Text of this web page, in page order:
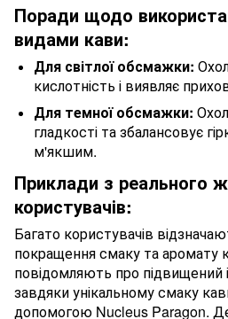
Поради щодо
видами кави:
Для світлої обсмажки:
кислотність і виявляє
Для темної обсмажки:
гладкості та збалансовує
м'якшим.
Приклади з реального
користувачів:
Багато користувачів
покращення смаку та аромату
повідомляють про підвищений
завдяки унікальному смаку
допомогою Nucleus Paragon.